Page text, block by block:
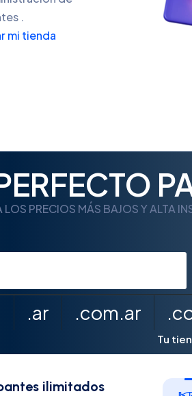
.
mi tienda
PRECIOS MÁS BAJOS Y ALTA
.ar .com.ar
Tu
ilimitados